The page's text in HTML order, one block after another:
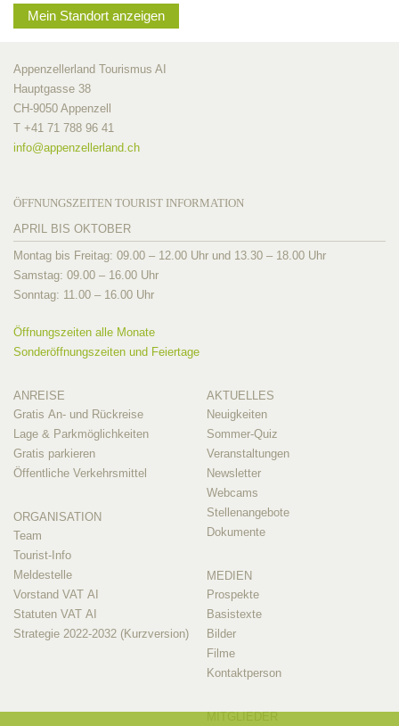
Mein Standort anzeigen
Appenzellerland Tourismus AI
Hauptgasse 38
CH-9050 Appenzell
T +41 71 788 96 41
info@appenzellerland.ch
ÖFFNUNGSZEITEN TOURIST INFORMATION
APRIL BIS OKTOBER
Montag bis Freitag: 09.00 – 12.00 Uhr und 13.30 – 18.00 Uhr
Samstag: 09.00 – 16.00 Uhr
Sonntag: 11.00 – 16.00 Uhr
Öffnungszeiten alle Monate
Sonderöffnungszeiten und Feiertage
ANREISE
Gratis An- und Rückreise
Lage & Parkmöglichkeiten
Gratis parkieren
Öffentliche Verkehrsmittel
ORGANISATION
Team
Tourist-Info
Meldestelle
Vorstand VAT AI
Statuten VAT AI
Strategie 2022-2032 (Kurzversion)
AKTUELLES
Neuigkeiten
Sommer-Quiz
Veranstaltungen
Newsletter
Webcams
Stellenangebote
Dokumente
MEDIEN
Prospekte
Basistexte
Bilder
Filme
Kontaktperson